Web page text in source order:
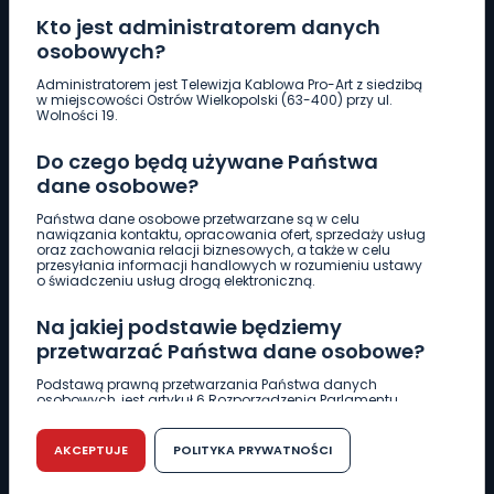
Kto jest administratorem danych
osobowych?
Administratorem jest Telewizja Kablowa Pro-Art z siedzibą
w miejscowości Ostrów Wielkopolski (63-400) przy ul.
Wolności 19.
Do czego będą używane Państwa
dane osobowe?
Państwa dane osobowe przetwarzane są w celu
nawiązania kontaktu, opracowania ofert, sprzedaży usług
oraz zachowania relacji biznesowych, a także w celu
przesyłania informacji handlowych w rozumieniu ustawy
o świadczeniu usług drogą elektroniczną.
Na jakiej podstawie będziemy
przetwarzać Państwa dane osobowe?
Podstawą prawną przetwarzania Państwa danych
osobowych, jest artykuł 6 Rozporządzenia Parlamentu
r. w sprawie ochrony osób fizycznych w związku z
przetwarzaniem danych osobowych w sprawie
swobodnego przepływu takich danych oraz uchylenia
dyrektywy 95/46/WE (RODO).
AKCEPTUJE POLITYKA PRYWATNOŚCI
Pobierz logotyp
661 997 997
REDAKCJA
62 735 22 22redakcja@wlkp24.info
DZIAŁ REKLAMY
62 735 01 85 reklama@wlkp24.info
WIADOMOŚCI
CIEKAWOSTKI